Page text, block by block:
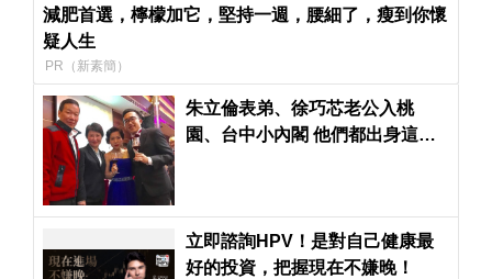
減肥首選，檸檬加它，堅持一週，腰細了，瘦到你懷
疑人生
PR（新素簡）
朱立倫表弟、徐巧芯老公入桃
園、台中小內閣 他們都出身這家
立即諮詢HPV！是對自己健康最
好的投資，把握現在不嫌晚！